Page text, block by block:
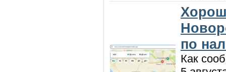
по
Как